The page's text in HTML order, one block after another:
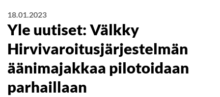
18.01.2023
Yle uutiset: Välkky
Hirvivaroitusjärjestelmän
äänimajakkaa pilotoidaan
parhaillaan